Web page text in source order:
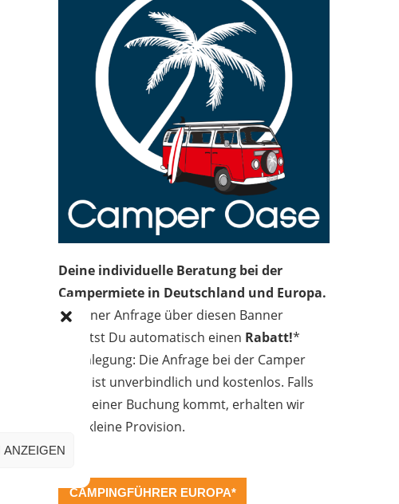
ANZEIGEN
Deine individuelle Beratung bei der
Campermiete in Deutschland und Europa.
Bei einer Anfrage über diesen Banner
erhältst Du automatisch einen Rabatt!*
Offenlegung: Die Anfrage bei der Camper
Oase ist unverbindlich und kostenlos. Falls
es zu einer Buchung kommt, erhalten wir
eine kleine Provision.
CAMPINGFÜHRER EUROPA*